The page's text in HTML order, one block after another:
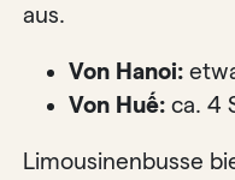
aus.
Von Hanoi:
Von Huế: ca. 4
Limousinenbusse